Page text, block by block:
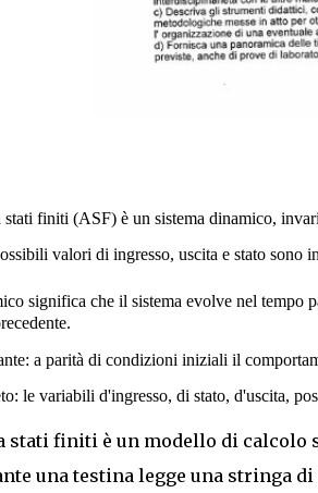
stati finiti(ASF) è un sistema dinamico,
valori di ingresso, uscita e stato sono
significa che il sistema evolve nel tempo
a parità di condizioni iniziali il
le variabili d'ingresso, di stato, d'uscita,
stati finiti è un modello di
una testina legge una stringa